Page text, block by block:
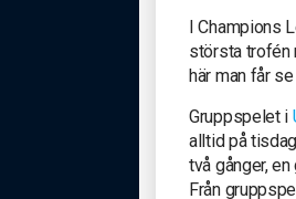
I Champions
största trofén
här man får
Gruppspelet i
alltid på
två gånger,
Från